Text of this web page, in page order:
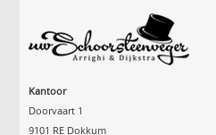
Kantoor
Doorvaart 1
9101 RE Dokkum